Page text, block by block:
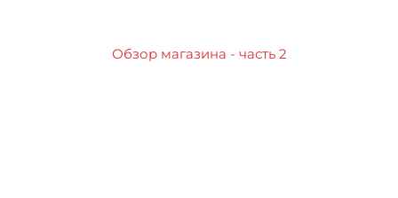
Обзор магазина - часть 2